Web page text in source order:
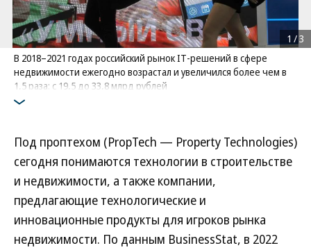
В 2018–2021 годах российский рынок IT-решений в сфере
недвижимости ежегодно возрастал и увеличился более чем в
1,5 раза: с 19,5 до 33,8 млрд рублей
Фото: Коммерсантъ / Евгений Павленко
1 /3
Под проптехом (PropTech — Property Technologies)
сегодня понимаются технологии в строительстве
и недвижимости, а также компании,
предлагающие технологические и
инновационные продукты для игроков рынка
недвижимости. По данным BusinessStat, в 2022